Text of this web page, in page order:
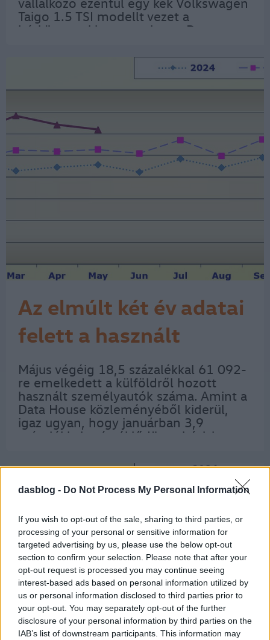
dasblog - Do Not Process My Personal Information
If you wish to opt-out of the sale, sharing to third parties, or
processing of your personal or sensitive information for
targeted advertising by us, please use the below opt-out
section to confirm your selection. Please note that after your
opt-out request is processed you may continue seeing
interest-based ads based on personal information utilized by
us or personal information disclosed to third parties prior to
your opt-out. You may separately opt-out of the further
disclosure of your personal information by third parties on the
IAB’s list of downstream participants. This information may
Taigo 1.5 TSI modellt vezet a
hétköznapokban, amelyet a Das
a fennállásának 25. évét ünneplő
magyarországi Das WeltAuto…
Az elmúlt két év adatai
felett a használt
import
Május végéig 18,5 százalékkal 61 092-
re emelkedett a külföldről hozott
használt személyautók száma. Amint a
Data House közleményéből kiderül,
igaz ugyan, hogy januárban 3,9
százalékkal mérséklődött a bázishoz
autók forgalomba helyezése, a